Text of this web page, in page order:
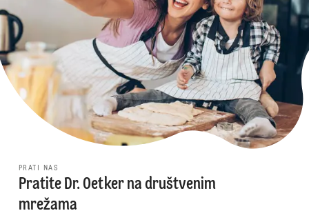
PRATI NAS
Pratite Dr. Oetker na društvenim
mrežama